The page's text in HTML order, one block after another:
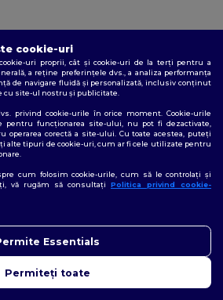
prin sublimare
textilă care constă în imprimarea
specială, folosind cernele de
apoi presată cu o presă fierbinte pe
astfel că cerneala este injectată
imaginea nu este deasupra (ca în
textil, ci este în interiorul
cookie-uri
uri proprii, cât și cookie-uri de la terți pentru a
a reține preferințele dvs., a analiza performanța
de navigare fluidă și personalizată, inclusiv conținut
site-ul nostru și publicitate.
privind cookie-urile în orice moment. Cookie-urile
pentru funcționarea site-ului, nu pot fi dezactivate,
operarea corectă a site-ului. Cu toate acestea, puteți
alte tipuri de cookie-uri, cum ar fi cele utilizate pentru
cum folosim cookie-urile, cum să le controlați și
vă rugăm să consultați Politica privind cookie-
Essentials
Permiteți toate
în orice moment. Chatbot-ul
ajuta.